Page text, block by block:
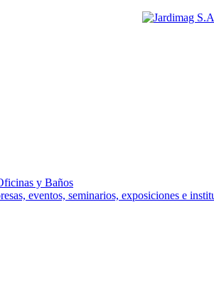
y Baños
eventos, seminarios, exposiciones e